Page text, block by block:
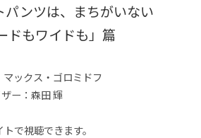
パンツは、まちがいない
ドもワイドも」篇
ックス・ゴロミドフ
ー：森田 輝
で視聴できます。